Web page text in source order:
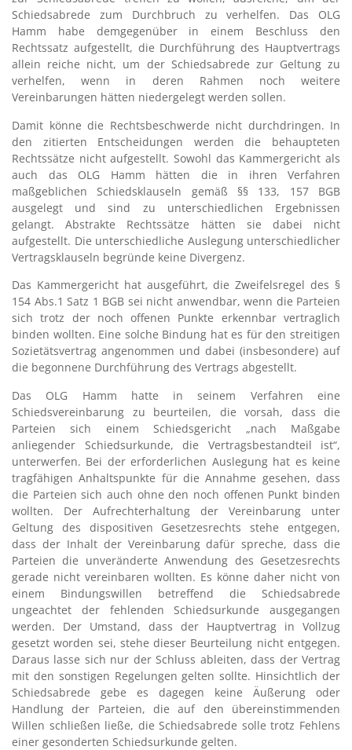
Schiedsabrede zum Durchbruch zu verhelfen. Das OLG
Hamm habe demgegenüber in einem Beschluss den
Rechtssatz aufgestellt, die Durchführung des Hauptvertrags
allein reiche nicht, um der Schiedsabrede zur Geltung zu
verhelfen, wenn in deren Rahmen noch weitere
Vereinbarungen hätten niedergelegt werden sollen.
Damit könne die Rechtsbeschwerde nicht durchdringen. In
den zitierten Entscheidungen werden die behaupteten
Rechtssätze nicht aufgestellt. Sowohl das Kammergericht als
auch das OLG Hamm hätten die in ihren Verfahren
maßgeblichen Schiedsklauseln gemäß §§ 133, 157 BGB
ausgelegt und sind zu unterschiedlichen Ergebnissen
gelangt. Abstrakte Rechtssätze hätten sie dabei nicht
aufgestellt. Die unterschiedliche Auslegung unterschiedlicher
Vertragsklauseln begründe keine Divergenz.
Das Kammergericht hat ausgeführt, die Zweifelsregel des §
154 Abs.1 Satz 1 BGB sei nicht anwendbar, wenn die Parteien
sich trotz der noch offenen Punkte erkennbar vertraglich
binden wollten. Eine solche Bindung hat es für den streitigen
Sozietätsvertrag angenommen und dabei (insbesondere) auf
die begonnene Durchführung des Vertrags abgestellt.
Das OLG Hamm hatte in seinem Verfahren eine
Schiedsvereinbarung zu beurteilen, die vorsah, dass die
Parteien sich einem Schiedsgericht „nach Maßgabe
anliegender Schiedsurkunde, die Vertragsbestandteil ist“,
unterwerfen. Bei der erforderlichen Auslegung hat es keine
tragfähigen Anhaltspunkte für die Annahme gesehen, dass
die Parteien sich auch ohne den noch offenen Punkt binden
wollten. Der Aufrechterhaltung der Vereinbarung unter
Geltung des dispositiven Gesetzesrechts stehe entgegen,
dass der Inhalt der Vereinbarung dafür spreche, dass die
Parteien die unveränderte Anwendung des Gesetzesrechts
gerade nicht vereinbaren wollten. Es könne daher nicht von
einem Bindungswillen betreffend die Schiedsabrede
ungeachtet der fehlenden Schiedsurkunde ausgegangen
werden. Der Umstand, dass der Hauptvertrag in Vollzug
gesetzt worden sei, stehe dieser Beurteilung nicht entgegen.
Daraus lasse sich nur der Schluss ableiten, dass der Vertrag
mit den sonstigen Regelungen gelten sollte. Hinsichtlich der
Schiedsabrede gebe es dagegen keine Äußerung oder
Handlung der Parteien, die auf den übereinstimmenden
Willen schließen ließe, die Schiedsabrede solle trotz Fehlens
einer gesonderten Schiedsurkunde gelten.